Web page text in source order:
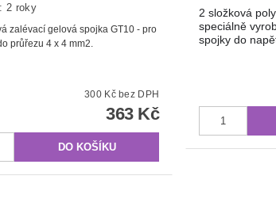
2 roky
zalévací gelová spojka GT10 - pro
průřezu 4 x 4 mm2.
300 Kč bez DPH
363 Kč
2 složková
speciálně
spojky do